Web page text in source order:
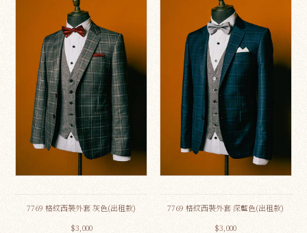
7769 格紋西裝外套 灰色(出租款)
$3,000
7769 格紋西裝外套 深藍色(出租款)
$3,000